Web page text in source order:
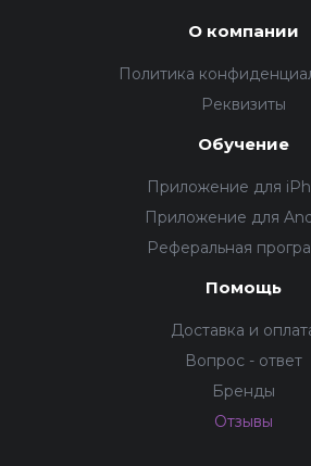
О компании
Политика
Реквизиты
Обучение
Приложение для
Приложение для
Реферальная
Помощь
Доставка и
Вопрос - ответ
Бренды
Отзывы